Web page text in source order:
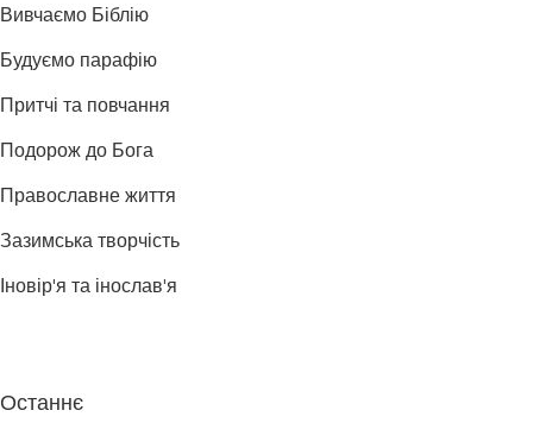
Вивчаємо Біблію
Будуємо парафію
Притчі та повчання
Подорож до Бога
Православне життя
Зазимська творчість
Іновір'я та інослав'я
Останнє